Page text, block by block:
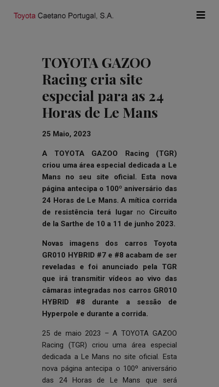
TOYOTA GAZOO
Racing cria site
especial para as 24
Horas de Le Mans
25 Maio, 2023
A TOYOTA GAZOO Racing (TGR)
criou uma área especial dedicada a Le
Mans no seu site oficial. Esta nova
página antecipa o 100º aniversário das
24 Horas de Le Mans. A mítica corrida
de resistência terá lugar no Circuito
de la Sarthe de 10 a 11 de junho 2023.
Novas imagens dos carros Toyota
GR010 HYBRID #7 e #8 acabam de ser
reveladas e foi anunciado pela TGR
que irá transmitir vídeos ao vivo das
câmaras integradas nos carros GR010
HYBRID #8 durante a sessão de
Hyperpole e durante a corrida.
25 de maio 2023 – A TOYOTA GAZOO
Racing (TGR) criou uma área especial
dedicada a Le Mans no site oficial. Esta
nova página antecipa o 100º aniversário
das 24 Horas de Le Mans que será